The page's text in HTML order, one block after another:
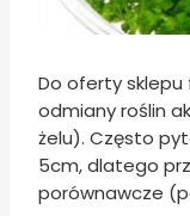
Do oferty sklepu
odmiany roślin
żelu). Często
5cm, dlatego
porównawcze